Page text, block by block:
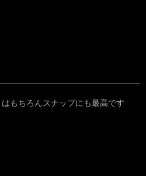
もちろんスナップにも最高です